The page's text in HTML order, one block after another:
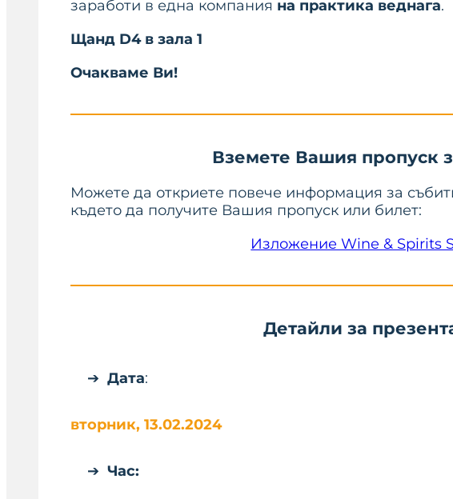
заработи в една компания на практика веднага.
Щанд D4 в зала 1
Очакваме Ви!
Вземете Вашия пропуск
Можете да откриете повече информация за
където да получите Вашия пропуск или билет:
Изложение Wine & Spirits
Детайли за
Дата:
вторник, 13.02.2024
Час: